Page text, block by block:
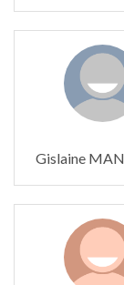
Gislaine